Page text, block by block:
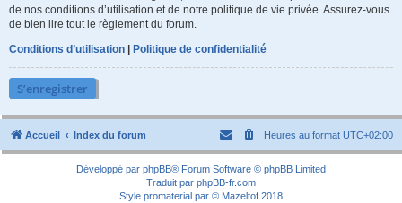
de nos conditions d’utilisation et de notre politique de vie privée. Assurez-vous
de bien lire tout le règlement du forum.
Conditions d’utilisation | Politique de confidentialité
S’enregistrer
Accueil Index du forum Heures au format UTC+02:00
Développé par phpBB® Forum Software © phpBB Limited
Traduit par phpBB-fr.com
Style promaterial par © Mazeltof 2018